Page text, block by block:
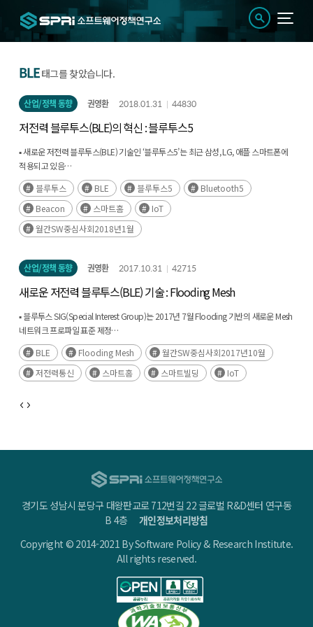
BLE태그를 찾았습니다.
산업/정책 동향 권영환 2018.01.31 44830
저전력 블루투스(BLE)의 혁신 : 블루투스5
▪ 새로운 저전력 블루투스(BLE) 기술인 ‘블루투스5’는 최근 삼성, LG, 애플 스마트폰에
적용되고 있음
▪ 블루투스5는 전송 속도 향상, 전송 거리 향상, 다양한 비콘(Beacon) 서비스가
가능해지고, 실외에서 사물인터넷(IoT)의 연결 인프라로 활용이 가능해짐
블루투스 BLE 블루투스5
Bluetooth5
Beacon
스마트홈
IoT
월간SW중심사회2018년1월
산업/정책 동향 권영환 2017.10.31 42715
새로운 저전력 블루투스(BLE) 기술 : Flooding Mesh
▪ 블루투스 SIG(Special Interest Group)는 2017년 7월 Flooding 기반의 새로운 Mesh
네트워크 프로파일 표준 제정
▪ Flooding Mesh 프로파일은 복잡한 라우팅 동작 대신 단순한 재전송(relay) 동작을
이용한 무선 메시 기술로 저전력 소물 IoT 기기 통신 인프라로 활용 가능
BLE Flooding Mesh
월간SW중심사회2017년10월
저전력통신
스마트홈 스마트빌딩 IoT
경기도 성남시 분당구 대왕판교로 712번길 22 글로벌 R&D센터 연구동
B 4층개인정보처리방침
Copyright © 2014-2021 By Software Policy & Research Institute.
All rights reserved.